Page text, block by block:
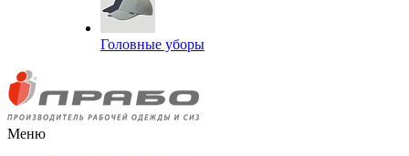
Головные уборы
Меню